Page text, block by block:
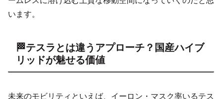
います。
🏁テスラとは違うアプローチ？国産ハイブ
リッドが魅せる価値
未来のモビリティといえば、イーロン・マスク率いるテス